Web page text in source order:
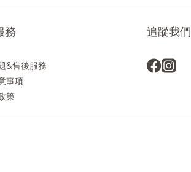
務
&售後服務
事項
策
追蹤我們